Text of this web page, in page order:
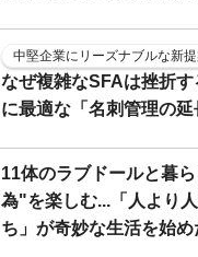
中堅企業にリーズナブルな新
なぜ複雑なSFAは挫折
に最適な「名刺管理の
11体のラブドールと暮
為"を楽しむ...「人より
ち」が奇妙な生活を始め